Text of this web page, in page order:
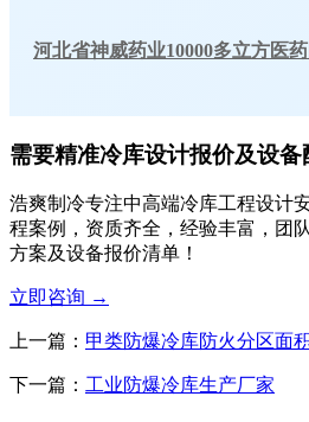
河北省神威药业10000多立方医
需要精准冷库设计报价及设备
浩爽制冷专注中高端冷库工程设计
程案例，资质齐全，经验丰富，团
方案及设备报价清单！
立即咨询 →
上一篇： 甲类防爆冷库防火分区面
下一篇： 工业防爆冷库生产厂家